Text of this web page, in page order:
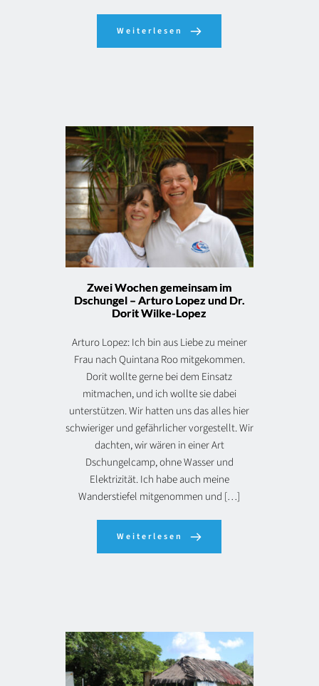
Weiterlesen
Zwei Wochen gemeinsam im
Dschungel – Arturo Lopez und Dr.
Dorit Wilke-Lopez
Arturo Lopez: Ich bin aus Liebe zu meiner
Frau nach Quintana Roo mitgekommen.
Dorit wollte gerne bei dem Einsatz
mitmachen, und ich wollte sie dabei
unterstützen. Wir hatten uns das alles hier
schwieriger und gefährlicher vorgestellt. Wir
dachten, wir wären in einer Art
Dschungelcamp, ohne Wasser und
Elektrizität. Ich habe auch meine
Wanderstiefel mitgenommen und […]
Weiterlesen